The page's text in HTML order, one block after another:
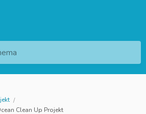
Clean Up Projekt